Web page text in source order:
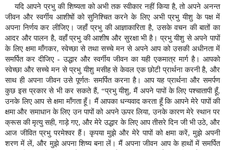
यदि आपने प्रभु की शिष्यता को अभी तक स्वीकार नहीं किया है, तो अपने अनन्त
जीवन और स्वर्गीय आशीषों को सुनिश्चित करने के लिए अभी प्रभु यीशु के पक्ष में
अपना निर्णय कर लीजिए। जहाँ प्रभु की आज्ञाकारिता है, उसके वचन की बातों का
आदर और पालन है, वहाँ प्रभु की आशीष और सुरक्षा भी है। प्रभु यीशु से अपने पापों
के लिए क्षमा माँगकर, स्वेच्छा से तथा सच्चे मन से अपने आप को उसकी अधीनता में
समर्पित कर दीजिए - उद्धार और स्वर्गीय जीवन का यही एकमात्र मार्ग है। आपको
स्वेच्छा और सच्चे मन से प्रभु यीशु मसीह से केवल एक छोटी प्रार्थना करनी है, और
साथ ही अपना जीवन उसे पूर्णतः समर्पित करना है। आप यह प्रार्थना और समर्पण
कुछ इस प्रकार से भी कर सकते हैं, “प्रभु यीशु, मैं अपने पापों के लिए पश्चातापी हूँ,
उनके लिए आप से क्षमा माँगता हूँ। मैं आपका धन्यवाद करता हूँ कि आपने मेरे पापों की
क्षमा और समाधान के लिए उन पापों को अपने ऊपर लिया, उनके कारण मेरे स्थान पर
क्रूस की मृत्यु सही, गाड़े गए, और मेरे उद्धार के लिए आप तीसरे दिन जी भी उठे, और
आज जीवित प्रभु परमेश्वर हैं। कृपया मुझे और मेरे पापों को क्षमा करें, मुझे अपनी
शरण में लें, और मुझे अपना शिष्य बना लें। मैं अपना जीवन आप के हाथों में समर्पित